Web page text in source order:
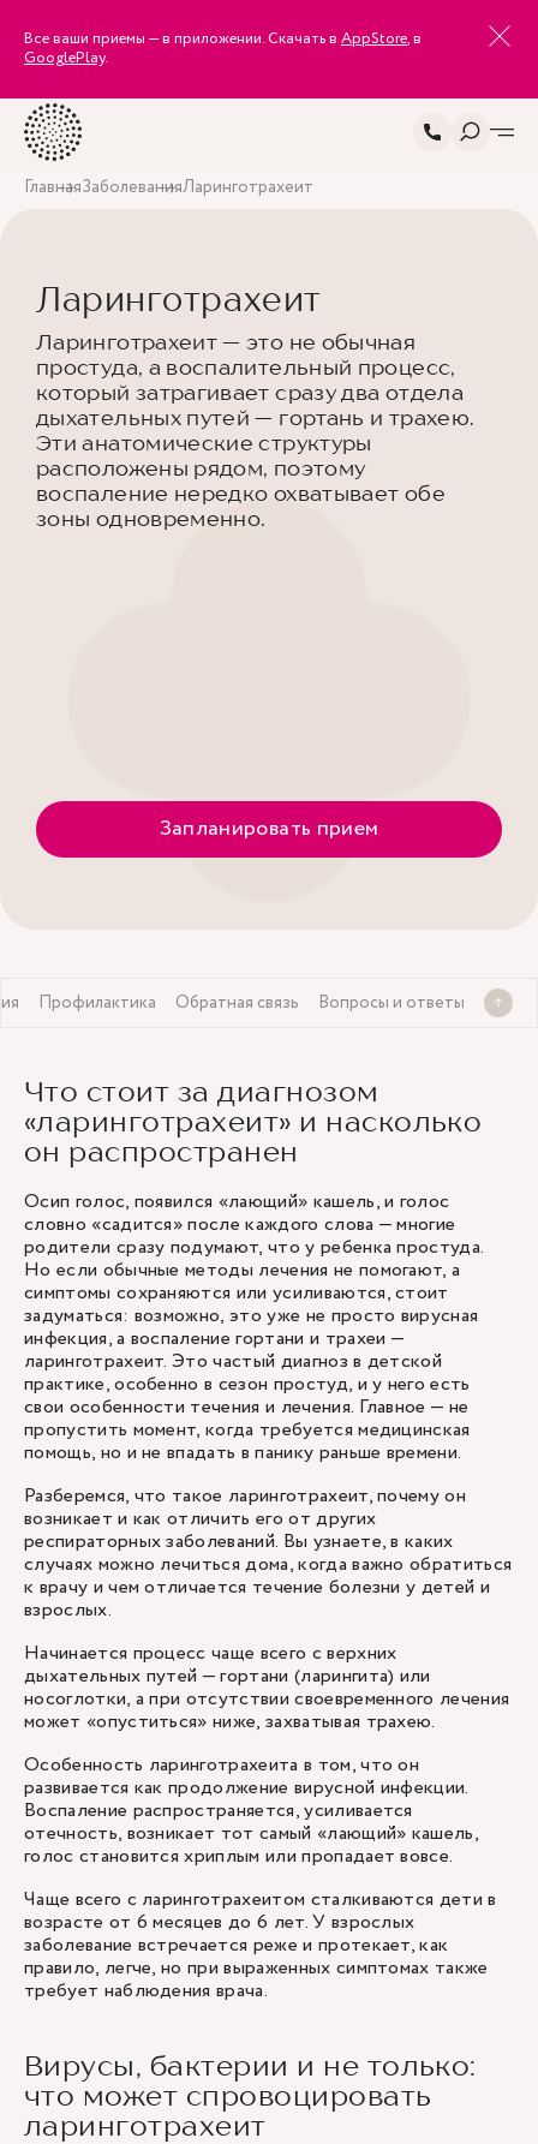
Все ваши приемы — в приложении. Скачать в AppStore, в
GooglePlay.
ГлавнаяЗаболеванияЛаринготрахеит
Ларинготрахеит
Ларинготрахеит — это не обычная
простуда, а воспалительный процесс,
который затрагивает сразу два отдела
дыхательных путей — гортань и трахею.
Эти анатомические структуры
расположены рядом, поэтому
воспаление нередко охватывает обе
зоны одновременно.
Запланировать прием
Профилактика Обратная связь Вопросы и ответы
Что стоит за диагнозом
«ларинготрахеит» и насколько
он распространен
Осип голос, появился «лающий» кашель, и голос
словно «садится» после каждого слова — многие
родители сразу подумают, что у ребенка простуда.
Но если обычные методы лечения не помогают, а
симптомы сохраняются или усиливаются, стоит
задуматься: возможно, это уже не просто вирусная
инфекция, а воспаление гортани и трахеи —
ларинготрахеит. Это частый диагноз в детской
практике, особенно в сезон простуд, и у него есть
свои особенности течения и лечения. Главное — не
пропустить момент, когда требуется медицинская
помощь, но и не впадать в панику раньше времени.
Разберемся, что такое ларинготрахеит, почему он
возникает и как отличить его от других
респираторных заболеваний. Вы узнаете, в каких
случаях можно лечиться дома, когда важно обратиться
к врачу и чем отличается течение болезни у детей и
взрослых.
Начинается процесс чаще всего с верхних
дыхательных путей — гортани (ларингита) или
носоглотки, а при отсутствии своевременного лечения
может «опуститься» ниже, захватывая трахею.
Особенность ларинготрахеита в том, что он
развивается как продолжение вирусной инфекции.
Воспаление распространяется, усиливается
отечность, возникает тот самый «лающий» кашель,
голос становится хриплым или пропадает вовсе.
Чаще всего с ларинготрахеитом сталкиваются дети в
возрасте от 6 месяцев до 6 лет. У взрослых
заболевание встречается реже и протекает, как
правило, легче, но при выраженных симптомах также
требует наблюдения врача.
Вирусы, бактерии и не только:
что может спровоцировать
ларинготрахеит